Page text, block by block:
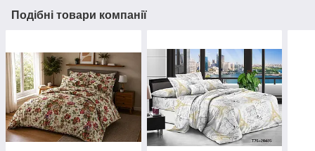
Подібні товари компанії